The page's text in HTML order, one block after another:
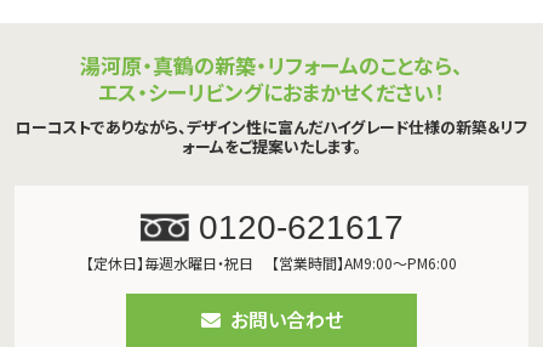
湯河原・真鶴の新築・リフォームのことなら、
エス・シーリビングにおまかせください！
ローコストでありながら、デザイン性に富んだハイグレード仕様の新築＆リフ
ォームをご提案いたします。
0120-621617
【定休日】毎週水曜日・祝日 【営業時間】AM9:00～PM6:00
お問い合わせ